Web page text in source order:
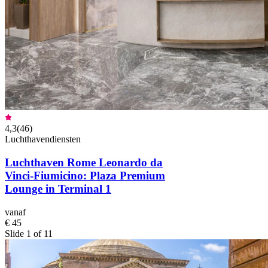
4,3(46)
Luchthavendiensten
Luchthaven Rome Leonardo da
Vinci-Fiumicino: Plaza Premium
Lounge in Terminal 1
vanaf
€ 45
Slide 1 of 11